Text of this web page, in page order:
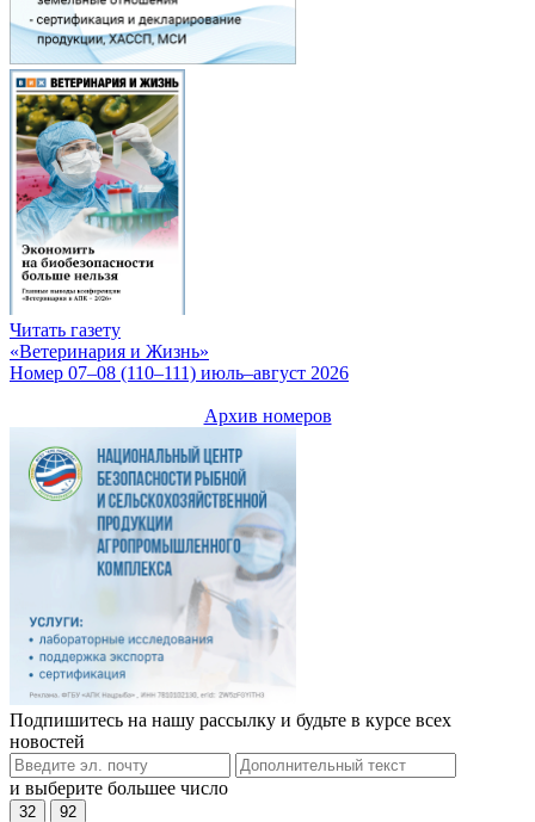
Читать газету
«Ветеринария и Жизнь»
Номер 07–08 (110–111) июль–август 2026
Архив номеров
Подпишитесь на нашу рассылку и будьте в курсе всех
новостей
и выберите большее число
32 92